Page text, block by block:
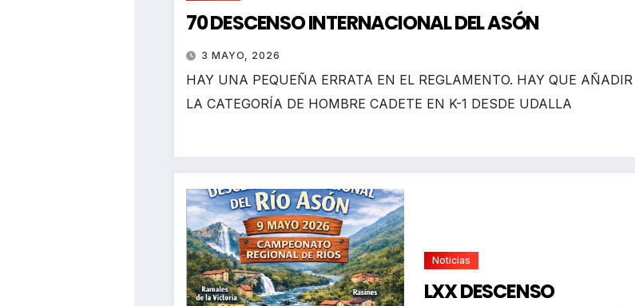
70 DESCENSO INTERNACIONAL DEL ASÓN
3 MAYO, 2026
HAY UNA PEQUEÑA ERRATA EN EL REGLAMENTO. HAY QUE AÑADIR
LA CATEGORÍA DE HOMBRE CADETE EN K-1 DESDE UDALLA
Noticias
LXX DESCENSO